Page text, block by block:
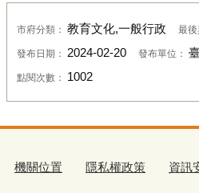
市府分類： 教育文化,一般行政 最後
發布日期： 2024-02-20 發布單位：
點閱次數： 1002
機關位置 隱私權政策 資訊